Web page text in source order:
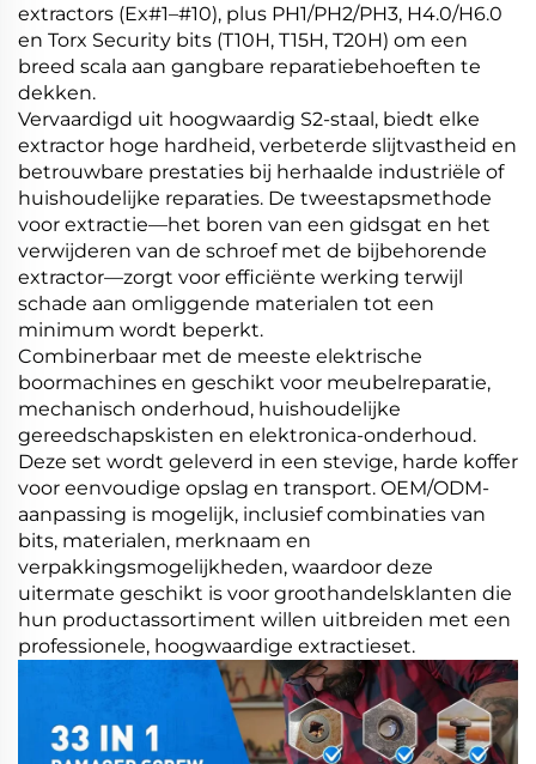
extractors (Ex#1–#10), plus PH1/PH2/PH3, H4.0/H6.0
en Torx Security bits (T10H, T15H, T20H) om een
breed scala aan gangbare reparatiebehoeften te
dekken.
Vervaardigd uit hoogwaardig S2-staal, biedt elke
extractor hoge hardheid, verbeterde slijtvastheid en
betrouwbare prestaties bij herhaalde industriële of
huishoudelijke reparaties. De tweestapsmethode
voor extractie—het boren van een gidsgat en het
verwijderen van de schroef met de bijbehorende
extractor—zorgt voor efficiënte werking terwijl
schade aan omliggende materialen tot een
minimum wordt beperkt.
Combinerbaar met de meeste elektrische
boormachines en geschikt voor meubelreparatie,
mechanisch onderhoud, huishoudelijke
gereedschapskisten en elektronica-onderhoud.
Deze set wordt geleverd in een stevige, harde koffer
voor eenvoudige opslag en transport. OEM/ODM-
aanpassing is mogelijk, inclusief combinaties van
bits, materialen, merknaam en
verpakkingsmogelijkheden, waardoor deze
uitermate geschikt is voor groothandelsklanten die
hun productassortiment willen uitbreiden met een
professionele, hoogwaardige extractieset.